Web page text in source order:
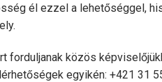
él ezzel a lehetőséggel,
forduljanak közös
egyikén: +421 31